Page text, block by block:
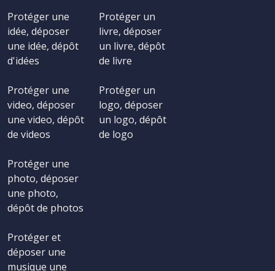
Protéger une
idée, déposer
une idée, dépôt
d'idées
Protéger une
video, déposer
une video, dépôt
de videos
Protéger une
photo, déposer
une photo,
dépôt de photos
Protéger et
déposer une
musique une
Protéger un
livre, déposer
un livre, dépôt
de livre
Protéger un
logo, déposer
un logo, dépôt
de logo